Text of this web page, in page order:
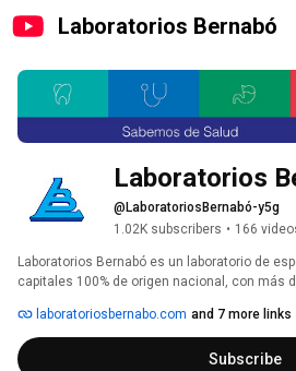
Laboratorios Bernabó
Laboratorios
@LaboratoriosBernabó-y5g
1.02K subscribers • 166
Laboratorios Bernabó es un laboratorio de
capitales 100% de origen nacional, con más
laboratoriosbernabo.com and 7 more links
Subscribe